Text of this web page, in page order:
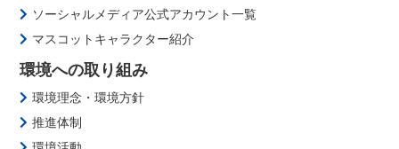
ソーシャルメディア公式アカウント一覧
マスコットキャラクター紹介
環境への取り組み
環境理念・環境方針
推進体制